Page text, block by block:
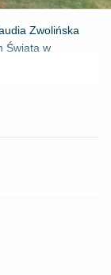
Zwolińska
Świata w